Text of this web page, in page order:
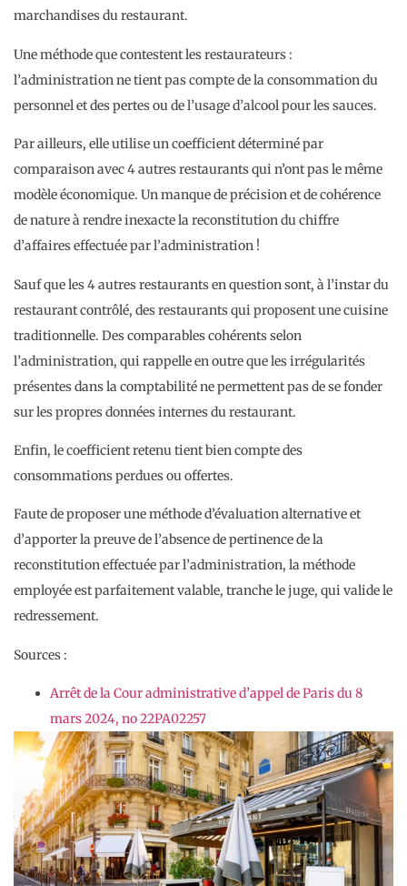
marchandises du restaurant.
Une méthode que contestent les restaurateurs :
l’administration ne tient pas compte de la consommation du
personnel et des pertes ou de l’usage d’alcool pour les sauces.
Par ailleurs, elle utilise un coefficient déterminé par
comparaison avec 4 autres restaurants qui n’ont pas le même
modèle économique. Un manque de précision et de cohérence
de nature à rendre inexacte la reconstitution du chiffre
d’affaires effectuée par l’administration !
Sauf que les 4 autres restaurants en question sont, à l’instar du
restaurant contrôlé, des restaurants qui proposent une cuisine
traditionnelle. Des comparables cohérents selon
l’administration, qui rappelle en outre que les irrégularités
présentes dans la comptabilité ne permettent pas de se fonder
sur les propres données internes du restaurant.
Enfin, le coefficient retenu tient bien compte des
consommations perdues ou offertes.
Faute de proposer une méthode d’évaluation alternative et
d’apporter la preuve de l’absence de pertinence de la
reconstitution effectuée par l’administration, la méthode
employée est parfaitement valable, tranche le juge, qui valide le
redressement.
Sources :
Arrêt de la Cour administrative d’appel de Paris du 8
mars 2024, no 22PA02257